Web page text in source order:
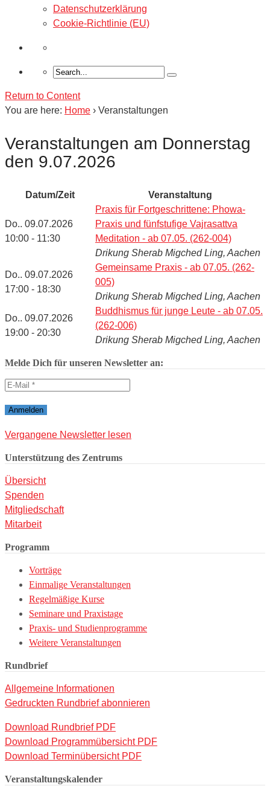
Datenschutzerklärung
Cookie-Richtlinie (EU)
Return to Content
You are here: Home › Veranstaltungen
Veranstaltungen am Donnerstag
den 9.07.2026
Datum/Zeit Veranstaltung
Do.. 09.07.2026
10:00 - 11:30
Praxis für Fortgeschrittene: Phowa-
Praxis und fünfstufige Vajrasattva
Meditation - ab 07.05. (262-004)
Drikung Sherab Migched Ling, Aachen
Do.. 09.07.2026
17:00 - 18:30
Gemeinsame Praxis - ab 07.05. (262-
005)
Drikung Sherab Migched Ling, Aachen
Do.. 09.07.2026
19:00 - 20:30
Buddhismus für junge Leute - ab 07.05.
(262-006)
Drikung Sherab Migched Ling, Aachen
Melde Dich für unseren Newsletter an:
Vergangene Newsletter lesen
Unterstützung des Zentrums
Übersicht
Spenden
Mitgliedschaft
Mitarbeit
Programm
Vorträge
Einmalige Veranstaltungen
Regelmäßige Kurse
Seminare und Praxistage
Praxis- und Studienprogramme
Weitere Veranstaltungen
Rundbrief
Allgemeine Informationen
Gedruckten Rundbrief abonnieren
Download Rundbrief PDF
Download Programmübersicht PDF
Download Terminübersicht PDF
Veranstaltungskalender